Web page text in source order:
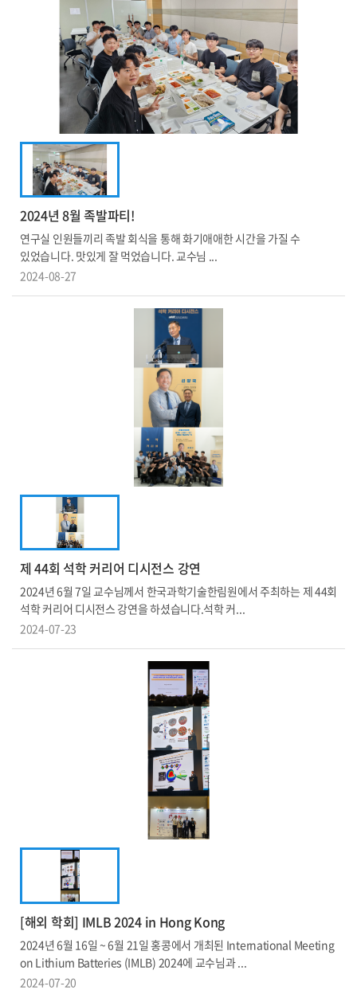
2024년 8월 족발파티!
연구실 인원들끼리 족발 회식을 통해 화기애애한 시간을 가질 수
있었습니다. 맛있게 잘 먹었습니다. 교수님 ...
2024-08-27
제 44회 석학 커리어 디시전스 강연
2024년 6월 7일 교수님께서 한국과학기술한림원에서 주최하는 제 44회
석학 커리어 디시전스 강연을 하셨습니다.석학 커...
2024-07-23
[해외 학회] IMLB 2024 in Hong Kong
2024년 6월 16일 ~ 6월 21일 홍콩에서 개최된 International Meeting
on Lithium Batteries (IMLB) 2024에 교수님과 ...
2024-07-20